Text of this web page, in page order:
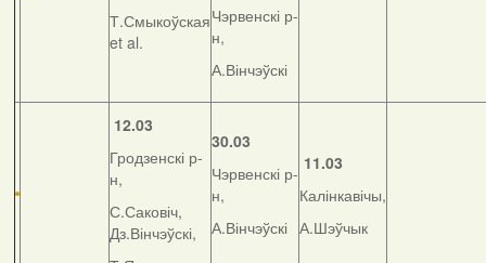
Т.Смыкоўская
et al.
Чэрвенскі р-
н,
А.Вінчэўскі
12.03
Гродзенскі р-
н,
С.Саковіч,
Дз.Вінчэўскі,
30.03
Чэрвенскі р-
н,
А.Вінчэўскі
11.03
Калінкавічы,
А.Шэўчык